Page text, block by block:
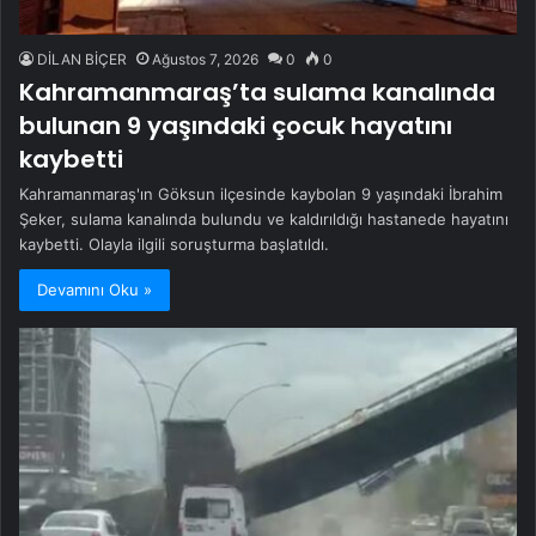
DİLAN BİÇER Ağustos 7, 2026 0 0
Kahramanmaraş’ta sulama kanalında
bulunan 9 yaşındaki çocuk hayatını
kaybetti
Kahramanmaraş'ın Göksun ilçesinde kaybolan 9 yaşındaki İbrahim
Şeker, sulama kanalında bulundu ve kaldırıldığı hastanede hayatını
kaybetti. Olayla ilgili soruşturma başlatıldı.
Devamını Oku »